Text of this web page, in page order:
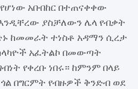
አቡበከር በተጠናቀቀው
ያስቻለውን ሌላ የብቃት
ከመመራት ተነስቶ አዳማን ሲረታ
አፈትልኮ በመውጣት
የቀረቡ ነበሩ። ከምንም በላይ
በግርምት የብዙዎች ቅንድብ ወደ